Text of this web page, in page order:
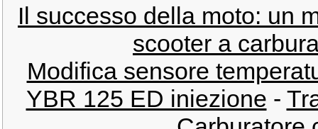
Il successo della moto: un
scooter a
Modifica sensore
YBR 125 ED iniezione -